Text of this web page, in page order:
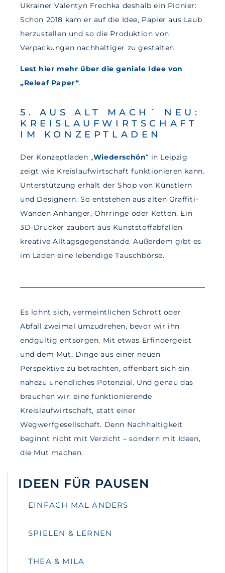
Ukrainer Valentyn Frechka deshalb ein Pionier:
Schon 2018 kam er auf die Idee, Papier aus Laub
herzustellen und so die Produktion von
Verpackungen nachhaltiger zu gestalten.
Lest hier mehr über die geniale Idee von
„Releaf Paper“.
5. AUS ALT MACH´ NEU:
KREISLAUFWIRTSCHAFT
IM KONZEPTLADEN
Der Konzeptladen „Wiederschön“ in Leipzig
zeigt wie Kreislaufwirtschaft funktionieren kann.
Unterstützung erhält der Shop von Künstlern
und Designern. So entstehen aus alten Graffiti-
Wänden Anhänger, Ohrringe oder Ketten. Ein
3D-Drucker zaubert aus Kunststoffabfällen
kreative Alltagsgegenstände. Außerdem gibt es
im Laden eine lebendige Tauschbörse.
Es lohnt sich, vermeintlichen Schrott oder
Abfall zweimal umzudrehen, bevor wir ihn
endgültig entsorgen. Mit etwas Erfindergeist
und dem Mut, Dinge aus einer neuen
Perspektive zu betrachten, offenbart sich ein
nahezu unendliches Potenzial. Und genau das
brauchen wir: eine funktionierende
Kreislaufwirtschaft, statt einer
Wegwerfgesellschaft. Denn Nachhaltigkeit
beginnt nicht mit Verzicht – sondern mit Ideen,
die Mut machen.
IDEEN FÜR PAUSEN
EINFACH MAL ANDERS
SPIELEN & LERNEN
THEA & MILA